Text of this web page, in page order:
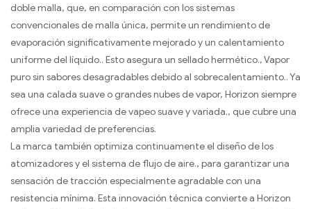
doble malla, que, en comparación con los sistemas
convencionales de malla única, permite un rendimiento de
evaporación significativamente mejorado y un calentamiento
uniforme del líquido.. Esto asegura un sellado hermético., Vapor
puro sin sabores desagradables debido al sobrecalentamiento.. Ya
sea una calada suave o grandes nubes de vapor, Horizon siempre
ofrece una experiencia de vapeo suave y variada., que cubre una
amplia variedad de preferencias.
La marca también optimiza continuamente el diseño de los
atomizadores y el sistema de flujo de aire., para garantizar una
sensación de tracción especialmente agradable con una
resistencia mínima. Esta innovación técnica convierte a Horizon